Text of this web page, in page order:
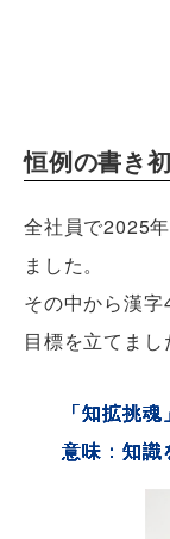
恒例の書き
全社員で2025
ました。
その中から漢
目標を立てまし
「知拡挑
意味：知識